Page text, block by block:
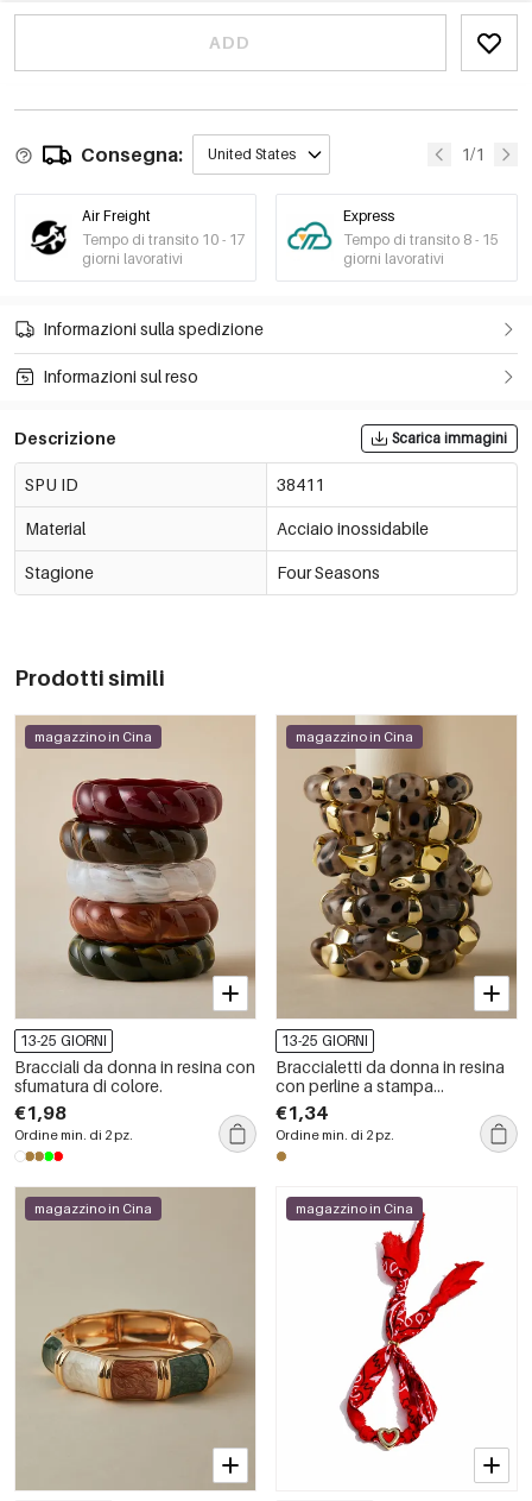
ADD
Consegna: United States 1/1
Air Freight
Tempo di transito 10 - 17
giorni lavorativi
Express
Tempo di transito 8 - 15
giorni lavorativi
Informazioni sulla spedizione
Informazioni sul reso
Descrizione Scarica immagini
SPU ID 38411
Material Acciaio inossidabile
Stagione Four Seasons
Prodotti simili
magazzino in Cina
13-25 GIORNI
Bracciali da donna in resina con
sfumatura di colore.
€1,98
Ordine min. di 2 pz.
magazzino in Cina
13-25 GIORNI
Braccialetti da donna in resina
con perline a stampa
leopardata dalla forma
irregolare e dallo stile retrò.
€1,34
Ordine min. di 2 pz.
magazzino in Cina magazzino in Cina